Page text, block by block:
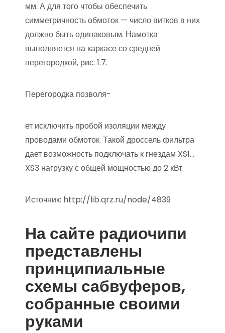
мм. А для того чтобы обеспечить
симметричность обмоток — число витков в них
должно быть одинаковым. Намотка
выполняется на каркасе со средней
перегородкой, рис. 1.7.
Перегородка позволя-
ет исключить пробой изоляции между
проводами обмоток. Такой дроссель фильтра
дает возможность подключать к гнездам XS1…
XS3 нагрузку с общей мощностью до 2 кВт.
Источник: http://lib.qrz.ru/node/4839
На сайте радиочипи
представлены
принципиальные
схемы сабвуферов,
собранные своими
руками